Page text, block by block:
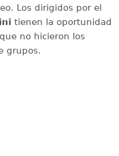
Los dirigidos por el
tienen la oportunidad
no hicieron los
grupos.